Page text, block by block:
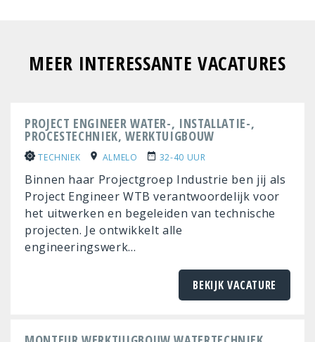
MEER INTERESSANTE VACATURES
PROJECT ENGINEER WATER-, INSTALLATIE-,
PROCESTECHNIEK, WERKTUIGBOUW
TECHNIEK ALMELO 32-40 UUR
Binnen haar Projectgroep Industrie ben jij als
Project Engineer WTB verantwoordelijk voor
het uitwerken en begeleiden van technische
projecten. Je ontwikkelt alle
engineeringswerk...
BEKIJK VACATURE